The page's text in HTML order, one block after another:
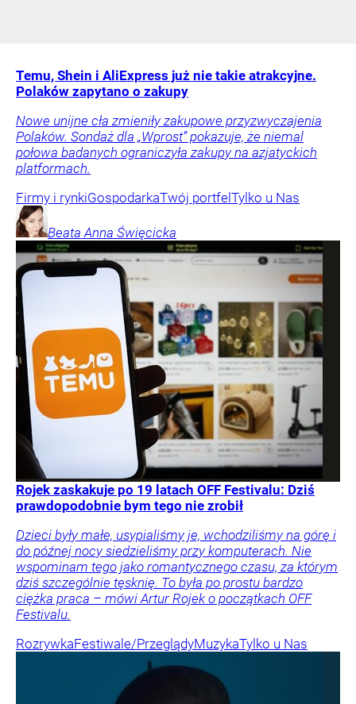
Temu, Shein i AliExpress już nie takie atrakcyjne.
Polaków zapytano o zakupy
Nowe unijne cła zmieniły zakupowe przyzwyczajenia
Polaków. Sondaż dla „Wprost” pokazuje, że niemal
połowa badanych ograniczyła zakupy na azjatyckich
platformach.
Firmy i rynkiGospodarkaTwój portfelTylko u Nas
Beata Anna Święcicka
Rojek zaskakuje po 19 latach OFF Festivalu: Dziś
prawdopodobnie bym tego nie zrobił
Dzieci były małe, usypialiśmy je, wchodziliśmy na górę i
do późnej nocy siedzieliśmy przy komputerach. Nie
wspominam tego jako romantycznego czasu, za którym
dziś szczególnie tęsknię. To była po prostu bardzo
ciężka praca – mówi Artur Rojek o początkach OFF
Festivalu.
RozrywkaFestiwale/PrzeglądyMuzykaTylko u Nas